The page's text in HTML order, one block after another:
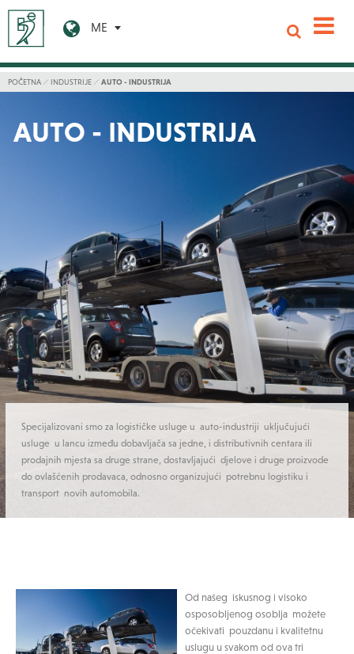
ME
POČETNA INDUSTRIJE AUTO - INDUSTRIJA
AUTO - INDUSTRIJA
Specijalizovani smo za logističke usluge u auto-industriji uključujući
usluge u lancu između dobavljača sa jedne, i distributivnih centara ili
prodajnih mjesta sa druge strane, dostavljajući djelove i druge proizvode
do ovlašćenih prodavaca, odnosno organizujući potrebnu logistiku i
transport novih automobila.
Od našeg iskusnog i visoko
osposobljenog osoblja možete
očekivati pouzdanu i kvalitetnu
uslugu u svakom od ova tri